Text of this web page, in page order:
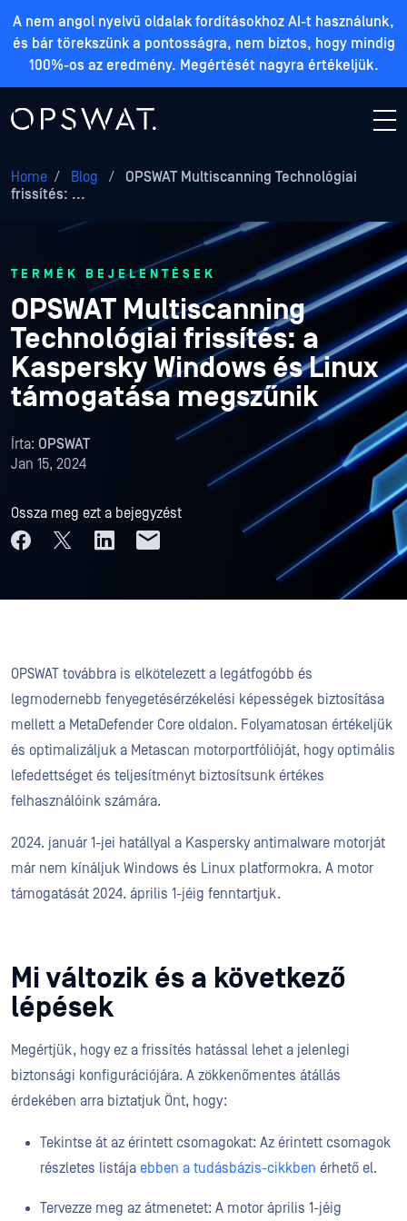
A nem angol nyelvű oldalak fordításokhoz AI-t használunk,
és bár törekszünk a pontosságra, nem biztos, hogy mindig
100%-os az eredmény. Megértését nagyra értékeljük.
Home / Blog /
OPSWAT Multiscanning Technológiai
frissítés: ...
TERMÉK BEJELENTÉSEK
OPSWAT Multiscanning
Technológiai frissítés: a
Kaspersky Windows és Linux
támogatása megszűnik
Írta: OPSWAT
Jan 15, 2024
Ossza meg ezt a bejegyzést
OPSWAT továbbra is elkötelezett a legátfogóbb és
legmodernebb fenyegetésérzékelési képességek biztosítása
mellett a MetaDefender Core oldalon. Folyamatosan értékeljük
és optimalizáljuk a Metascan motorportfólióját, hogy optimális
lefedettséget és teljesítményt biztosítsunk értékes
felhasználóink számára.
2024. január 1-jei hatállyal a Kaspersky antimalware motorját
már nem kínáljuk Windows és Linux platformokra. A motor
támogatását 2024. április 1-jéig fenntartjuk.
Mi változik és a következő
lépések
Megértjük, hogy ez a frissítés hatással lehet a jelenlegi
biztonsági konfigurációjára. A zökkenőmentes átállás
érdekében arra biztatjuk Önt, hogy:
Tekintse át az érintett csomagokat: Az érintett csomagok
részletes listája ebben a tudásbázis-cikkben érhető el.
Tervezze meg az átmenetet: A motor április 1-jéig